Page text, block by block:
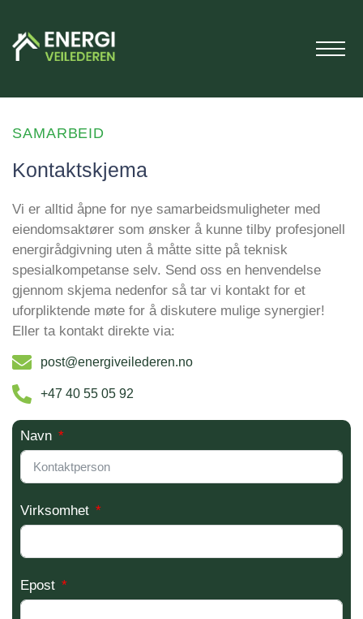
SAMARBEID
Kontaktskjema
Vi er alltid åpne for nye samarbeidsmuligheter med
eiendomsaktører som ønsker å kunne tilby profesjonell
energirådgivning uten å måtte sitte på teknisk
spesialkompetanse selv. Send oss en henvendelse
gjennom skjema nedenfor så tar vi kontakt for et
uforpliktende møte for å diskutere mulige synergier!
Eller ta kontakt direkte via:
post@energiveilederen.no
+47 40 55 05 92
Navn
Virksomhet
Epost